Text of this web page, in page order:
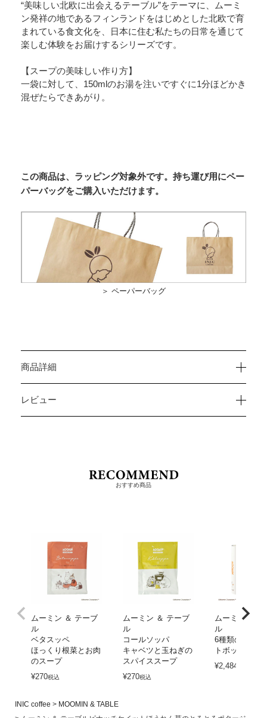
“美味しい北欧に出会えるテーブル”をテーマに、ムーミ
ン発祥の地であるフィンランドをはじめとした北欧で育
まれている食文化を、日本に住む私たちの日常を通じて
楽しむ体験をお届けするシリーズです。
【スープの美味しい作り方】
一袋に対して、150mlのお湯を注いですぐに1分ほどかき
混ぜたらできあがり。
この商品は、ラッピング対象外です。持ち運び用にペー
パーバッグをご購入いただけます。
＞ ペーパーバッグ
商品詳細
レビュー
おすすめ商品
ムーミン ＆ テーブ
ル
ベタスッペ
ほっくり根菜とお肉
のスープ
¥270税込
ムーミン ＆ テーブ
ル
コールソッパ
キャベツと玉ねぎの
スパイススープ
¥270税込
ムーミン ＆
ル
6種類のスー
トボックス
¥2,484
INIC coffee
MOOMIN & TABLE